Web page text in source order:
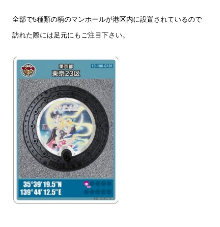
全部で5種類の柄のマンホールが港区内に設置されているので
訪れた際には足元にもご注目下さい。